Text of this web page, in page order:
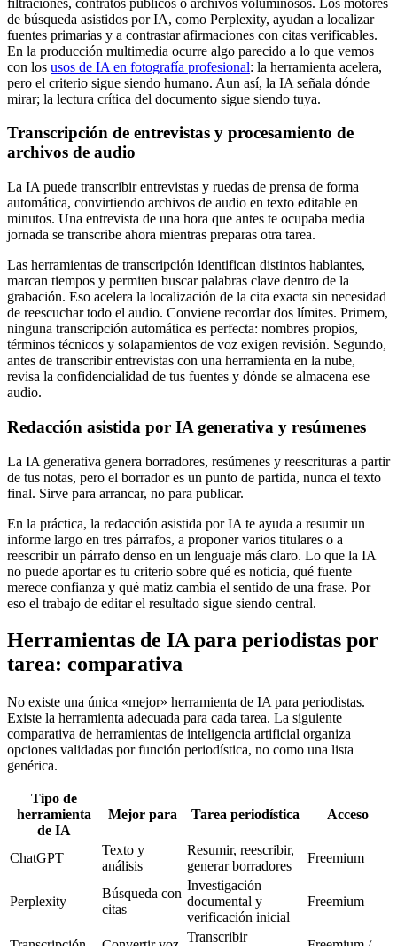
de búsqueda asistidos por IA, como Perplexity, ayudan a localizar
fuentes primarias y a contrastar afirmaciones con citas verificables.
En la producción multimedia ocurre algo parecido a lo que vemos
con los usos de IA en fotografía profesional: la herramienta acelera,
pero el criterio sigue siendo humano. Aun así, la IA señala dónde
mirar; la lectura crítica del documento sigue siendo tuya.
Transcripción de entrevistas y procesamiento de
archivos de audio
La IA puede transcribir entrevistas y ruedas de prensa de forma
automática, convirtiendo archivos de audio en texto editable en
minutos. Una entrevista de una hora que antes te ocupaba media
jornada se transcribe ahora mientras preparas otra tarea.
Las herramientas de transcripción identifican distintos hablantes,
marcan tiempos y permiten buscar palabras clave dentro de la
grabación. Eso acelera la localización de la cita exacta sin necesidad
de reescuchar todo el audio. Conviene recordar dos límites. Primero,
ninguna transcripción automática es perfecta: nombres propios,
términos técnicos y solapamientos de voz exigen revisión. Segundo,
antes de transcribir entrevistas con una herramienta en la nube,
revisa la confidencialidad de tus fuentes y dónde se almacena ese
audio.
Redacción asistida por IA generativa y resúmenes
La IA generativa genera borradores, resúmenes y reescrituras a partir
de tus notas, pero el borrador es un punto de partida, nunca el texto
final. Sirve para arrancar, no para publicar.
En la práctica, la redacción asistida por IA te ayuda a resumir un
informe largo en tres párrafos, a proponer varios titulares o a
reescribir un párrafo denso en un lenguaje más claro. Lo que la IA
no puede aportar es tu criterio sobre qué es noticia, qué fuente
merece confianza y qué matiz cambia el sentido de una frase. Por
eso el trabajo de editar el resultado sigue siendo central.
Herramientas de IA para periodistas por
tarea: comparativa
No existe una única «mejor» herramienta de IA para periodistas.
Existe la herramienta adecuada para cada tarea. La siguiente
comparativa de herramientas de inteligencia artificial organiza
opciones validadas por función periodística, no como una lista
genérica.
Tipo de
herramienta
de IA
Mejor para Tarea periodística Acceso
ChatGPT
Texto y
análisis
Resumir, reescribir,
generar borradores
Freemium
Perplexity
Búsqueda con
citas
Investigación
documental y
verificación inicial
Freemium
Transcribir